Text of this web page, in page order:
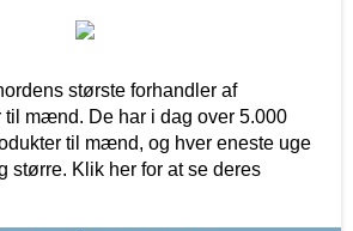
største forhandler af
til mænd. De har i dag over 5.000
til mænd, og hver eneste uge
større. Klik her for at se deres